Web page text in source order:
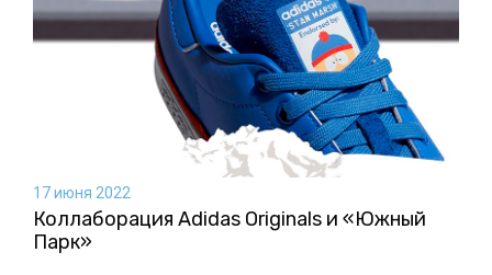
17 июня 2022
Коллаборация Аdidas Originals и «Южный
Парк»